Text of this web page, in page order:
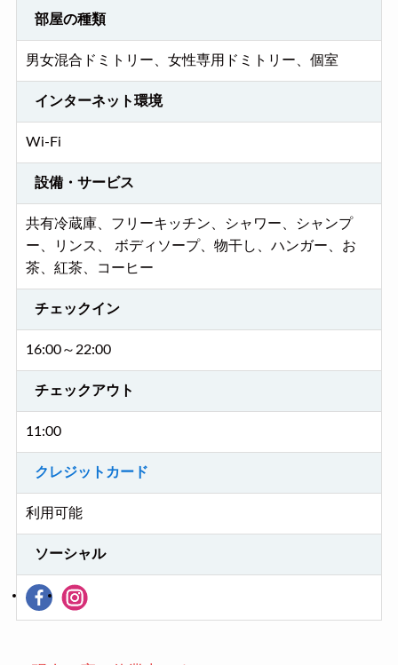
部屋の種類
男女混合ドミトリー、女性専用ドミトリー、個室
インターネット環境
Wi-Fi
設備・サービス
共有冷蔵庫、フリーキッチン、シャワー、シャンプ
ー、リンス、 ボディソープ、物干し、ハンガー、お
茶、紅茶、コーヒー
チェックイン
16:00～22:00
チェックアウト
11:00
クレジットカード
利用可能
ソーシャル